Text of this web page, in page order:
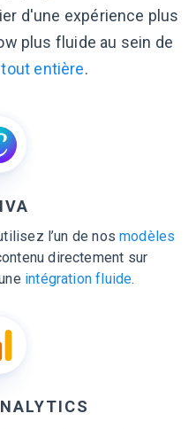
d'une expérience plus
plus fluide au sein de
entière.
l’un de nosmodèles
directement sur
intégration fluide.